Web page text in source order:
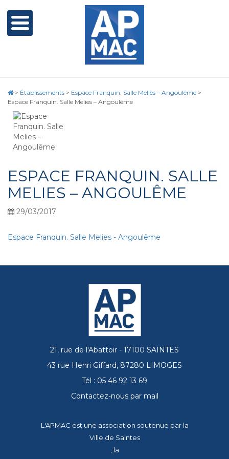
> Établissements > Espace Franquin. Salle Melies – Angoulême >
Espace Franquin. Salle Melies – Angoulême
ESPACE FRANQUIN. SALLE
MELIES – ANGOULÊME
29/03/2017
Espace Franquin. Salle Melies - Angoulême
21, rue de l'Abattoir - 17100 SAINTES
43 rue Henri Giffard, 87280 LIMOGES
Tél : 05 46 92 13 69
Contactez-nous par mail
L'APMAC est une association soutenue par la
Ville de Saintes
, la